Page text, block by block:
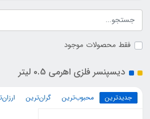
فقط محصولات موجود
دیسپنسر فلزی اهرمی 0.5 لیتر
جدیدترین محبوب‌ترین گران‌ترین